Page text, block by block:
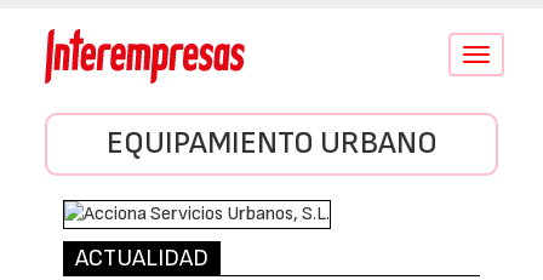
Conmutar
EQUIPAMIENTO URBANO
ACTUALIDAD